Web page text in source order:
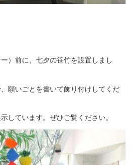
）前に、七夕の笹竹を設置しまし
願いごとを書いて飾り付けしてくだ
しています。ぜひご覧ください。